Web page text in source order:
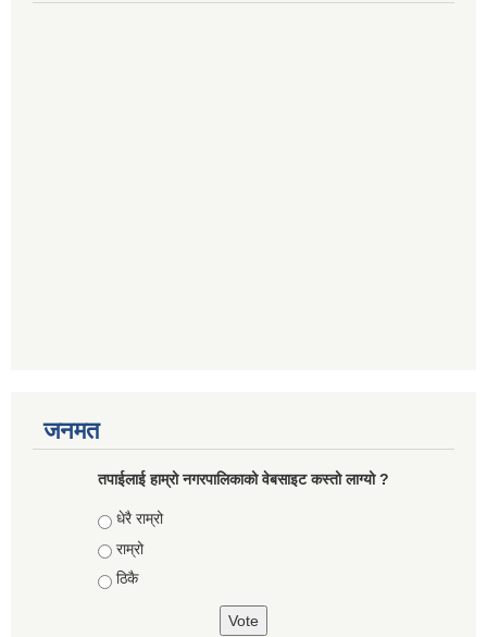
जनमत
तपाईलाई हाम्रो नगरपालिकाको वेबसाइट कस्तो लाग्यो ?
Choices
धेरै राम्रो
राम्रो
ठिकै